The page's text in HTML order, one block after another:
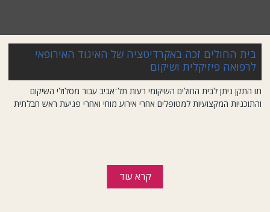
בית החולים זכה באקרדיטציה של האיגוד האירופאי
לרפואה פיזיקלית ושיקום
תו התקן ניתן לבית החולים השיקומי רעות תל־אביב עבור מסלולי השיקום
והתוכניות המקצועיות למטופלים אחרי אירוע מוחי ואחרי פגיעת ראש חבלתית
קרא עוד